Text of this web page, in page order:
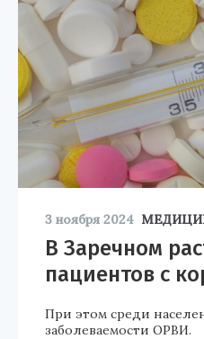
3 ноября 2024
В Заречном
пациентов с
При этом среди
заболеваемости ОРВИ.